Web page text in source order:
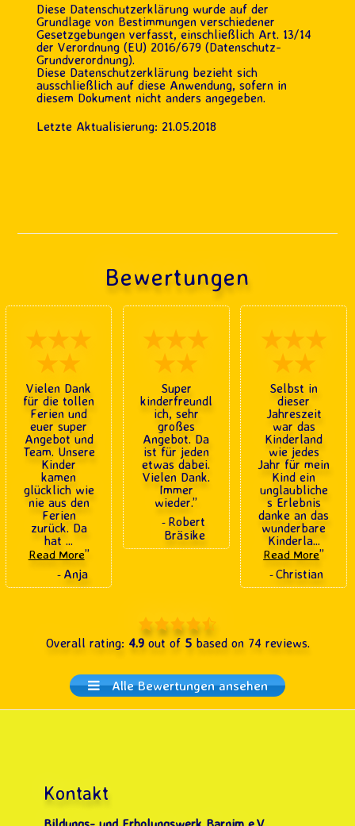
Diese Datenschutzerklärung wurde auf der
Grundlage von Bestimmungen verschiedener
Gesetzgebungen verfasst, einschließlich Art. 13/14
der Verordnung (EU) 2016/679 (Datenschutz-
Grundverordnung).
Diese Datenschutzerklärung bezieht sich
ausschließlich auf diese Anwendung, sofern in
diesem Dokument nicht anders angegeben.
Letzte Aktualisierung: 21.05.2018
Bewertungen
★★★
★★
Vielen Dank
für die tollen
Ferien und
euer super
Angebot und
Team. Unsere
Kinder
kamen
glücklich wie
nie aus den
Ferien
zurück. Da
hat...
Read More”
- Anja
★★★
★★
Super
kinderfreundl
ich, sehr
großes
Angebot. Da
ist für jeden
etwas dabei.
Vielen Dank.
Immer
wieder.”
- Robert
Bräsike
★★★
★★
Selbst in
dieser
Jahreszeit
war das
Kinderland
wie jedes
Jahr für mein
Kind ein
unglaubliche
s Erlebnis
danke an das
wunderbare
Kinderla...
Read More”
-Christian
4,9 rating based on
Overall rating: 4.9 out of 5based on 74 reviews.
Alle Bewertungen ansehen
Kontakt